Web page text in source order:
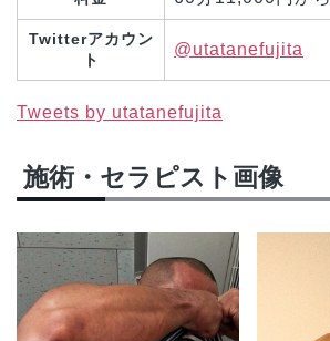
Twitterアカウン
ト
@utatanefujita
Tweets by utatanefujita
施術・セラピスト画像